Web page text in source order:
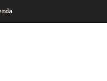
manga de puntos
Cruzada con